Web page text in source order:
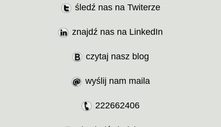
śledź nas na Twiterze
znajdź nas na LinkedIn
czytaj nasz blog
wyślij nam maila
222662406